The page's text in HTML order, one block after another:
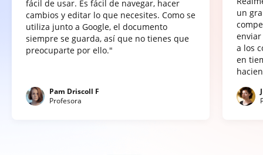
fácil de usar. Es fácil de navegar, hacer
cambios y editar lo que necesites. Como se
utiliza junto a Google, el documento
siempre se guarda, así que no tienes que
preocuparte por ello."
Pam Driscoll F
Profesora
un
a los
en